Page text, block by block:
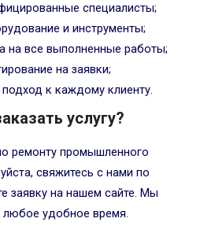
специалисты;
и инструменты;
на все выполненные работы;
на заявки;
к каждому клиенту.
услугу?
ремонту промышленного
свяжитесь с нами по
заявку на нашем сайте. Мы
удобное время.